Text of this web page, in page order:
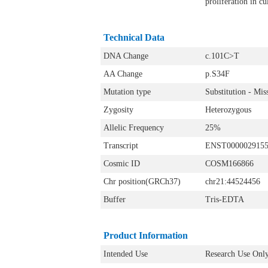
Technical Data
DNA Change
c.101C>T
AA Change
p.S34F
Mutation type
Substitution -
Zygosity
Heterozygous
Allelic Frequency
25%
Transcript
Cosmic ID
COSM166866
Chr position(GRCh37)
chr21:44524456
Buffer
Tris-EDTA
Product Information
Intended Use
Research Use